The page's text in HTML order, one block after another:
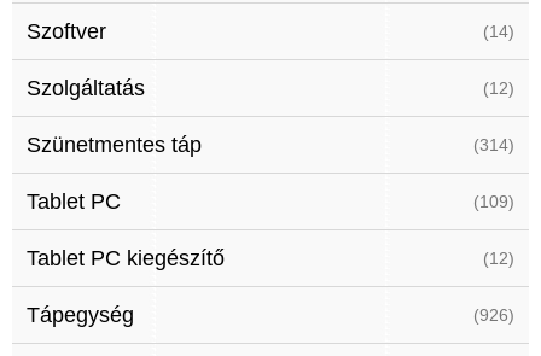
Szoftver (14)
Szolgáltatás (12)
Szünetmentes táp (314)
Tablet PC (109)
Tablet PC kiegészítő (12)
Tápegység (926)